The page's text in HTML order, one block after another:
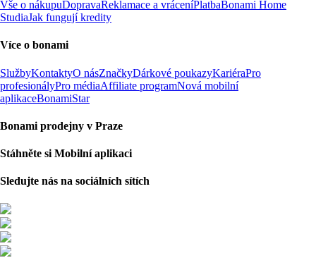
Vše o nákupuDopravaReklamace a vráceníPlatbaBonami Home
StudiaJak fungují kredity
Více o bonami
SlužbyKontaktyO násZnačkyDárkové poukazyKariéraPro
profesionályPro médiaAffiliate programNová mobilní
aplikaceBonamiStar
Bonami prodejny v Praze
Stáhněte si Mobilní aplikaci
Sledujte nás na sociálních sítích